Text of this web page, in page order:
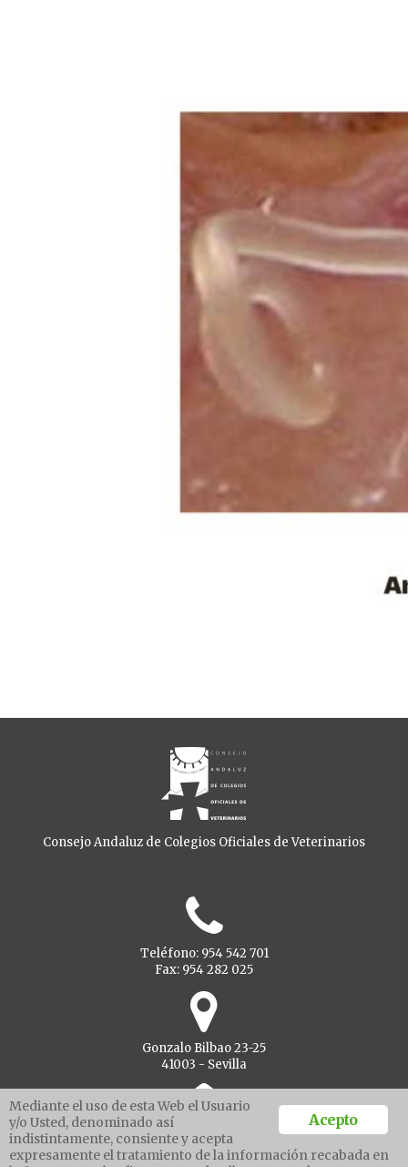
Consejo Andaluz de Colegios Oficiales de Veterinarios
Teléfono: 954 542 701
Fax: 954 282 025
Gonzalo Bilbao 23-25
41003 - Sevilla
Ventanilla unica
Acepto
Mediante el uso de esta Web el Usuario
y/o Usted, denominado así
indistintamente, consiente y acepta
expresamente el tratamiento de la información recabada en